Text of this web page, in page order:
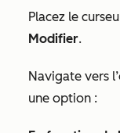
Placez le
Modifier.
Navigate vers
une option :